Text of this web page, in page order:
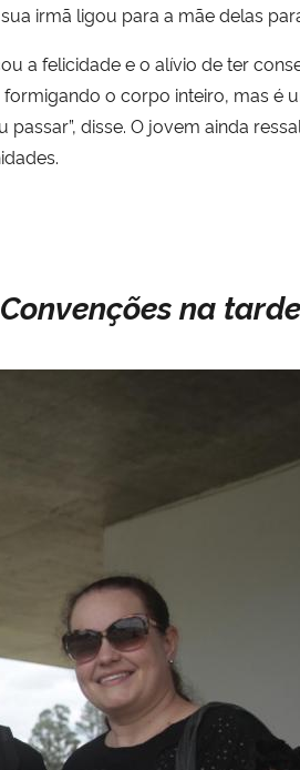
irmã ligou para a mãe delas
a felicidade e o alívio de ter
o corpo inteiro, mas é
disse. O jovem ainda
na